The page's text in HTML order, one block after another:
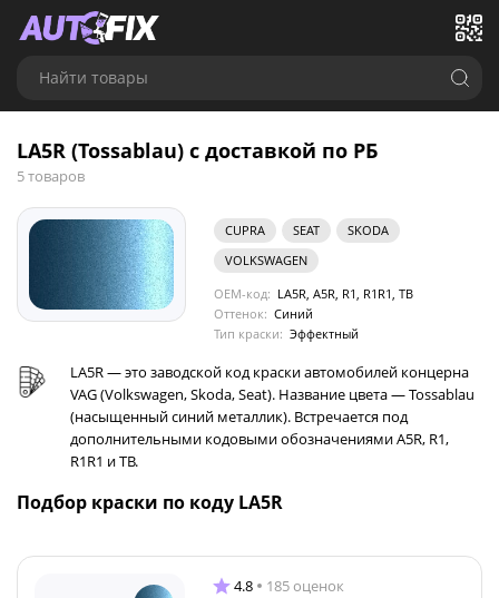
Найти товары
LA5R (Tossablau) с доставкой по РБ
5 товаров
CUPRA SEAT
SKODA
VOLKSWAGEN
OEM-код: LA5R, A5R, R1, R1R1, TB
Оттенок: Синий
Тип краски: Эффектный
LA5R — это заводской код краски автомобилей концерна
VAG (Volkswagen, Skoda, Seat). Название цвета — Tossablau
(насыщенный синий металлик). Встречается под
дополнительными кодовыми обозначениями A5R, R1,
R1R1 и TB.
Подбор краски по коду LA5R
4.8 185 оценок